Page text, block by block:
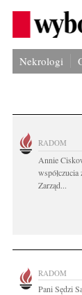
Nekrologi
RADOM
Annie
Zarząd...
RADOM
Pani Sędzi